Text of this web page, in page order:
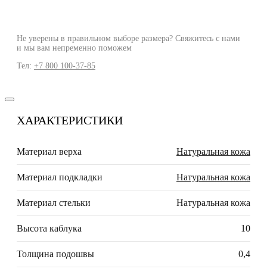
Не уверены в правильном выборе размера? Свяжитесь с нами
и мы вам непременно поможем
Тел: +7 800 100-37-85
ХАРАКТЕРИСТИКИ
Материал верха Натуральная кожа
Материал подкладки Натуральная кожа
Материал стельки Натуральная кожа
Высота каблука 10
Толщина подошвы 0,4